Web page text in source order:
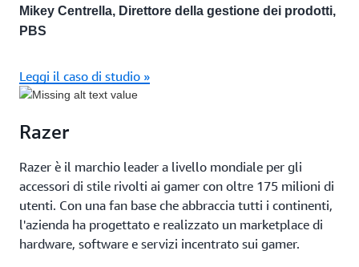
Mikey Centrella, Direttore della gestione dei prodotti,
PBS
Leggi il caso di studio »
Razer
Razer è il marchio leader a livello mondiale per gli
accessori di stile rivolti ai gamer con oltre 175 milioni di
utenti. Con una fan base che abbraccia tutti i continenti,
l'azienda ha progettato e realizzato un marketplace di
hardware, software e servizi incentrato sui gamer.